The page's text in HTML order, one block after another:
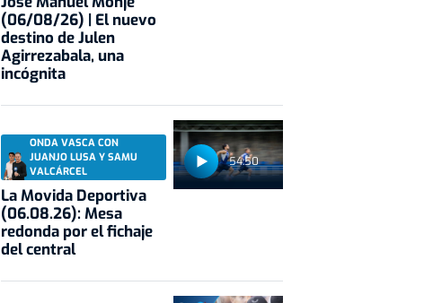
(06/08/26) | El nuevo
destino de Julen
Agirrezabala, una
incógnita
54:50
ONDA VASCA CON
JUANJO LUSA Y SAMU
VALCÁRCEL
La Movida Deportiva
(06.08.26): Mesa
redonda por el fichaje
del central